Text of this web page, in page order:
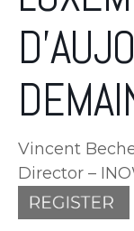
Vincent
Director –